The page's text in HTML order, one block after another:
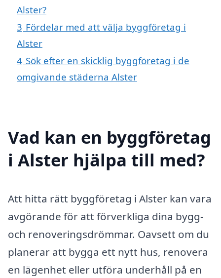
Alster?
3 Fördelar med att välja byggföretag i
Alster
4 Sök efter en skicklig byggföretag i de
omgivande städerna Alster
Vad kan en byggföretag
i Alster hjälpa till med?
Att hitta rätt byggföretag i Alster kan vara
avgörande för att förverkliga dina bygg-
och renoveringsdrömmar. Oavsett om du
planerar att bygga ett nytt hus, renovera
en lägenhet eller utföra underhåll på en